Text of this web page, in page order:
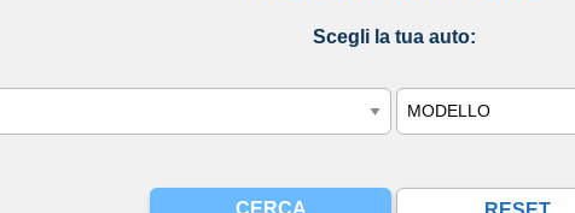
Scegli la tua auto:
Modello